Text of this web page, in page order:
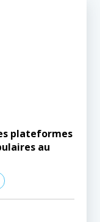
plateformes
au